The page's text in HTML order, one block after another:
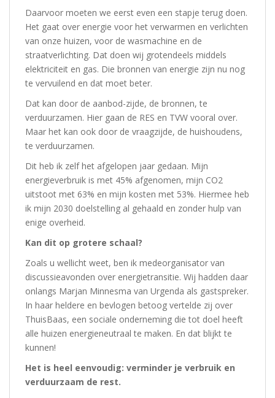
Daarvoor moeten we eerst even een stapje terug doen.
Het gaat over energie voor het verwarmen en verlichten
van onze huizen, voor de wasmachine en de
straatverlichting. Dat doen wij grotendeels middels
elektriciteit en gas. Die bronnen van energie zijn nu nog
te vervuilend en dat moet beter.
Dat kan door de aanbod-zijde, de bronnen, te
verduurzamen. Hier gaan de RES en TVW vooral over.
Maar het kan ook door de vraagzijde, de huishoudens,
te verduurzamen.
Dit heb ik zelf het afgelopen jaar gedaan. Mijn
energieverbruik is met 45% afgenomen, mijn CO2
uitstoot met 63% en mijn kosten met 53%. Hiermee heb
ik mijn 2030 doelstelling al gehaald en zonder hulp van
enige overheid.
Kan dit op grotere schaal?
Zoals u wellicht weet, ben ik medeorganisator van
discussieavonden over energietransitie. Wij hadden daar
onlangs Marjan Minnesma van Urgenda als gastspreker.
In haar heldere en bevlogen betoog vertelde zij over
ThuisBaas, een sociale onderneming die tot doel heeft
alle huizen energieneutraal te maken. En dat blijkt te
kunnen!
Het is heel eenvoudig: verminder je verbruik en
verduurzaam de rest.